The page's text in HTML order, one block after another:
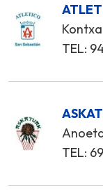
TEL:
TEL: